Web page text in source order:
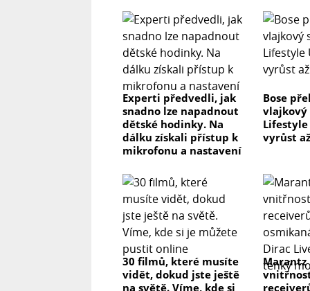
Experti předvedli, jak
snadno lze napadnout
dětské hodinky. Na
dálku získali přístup k
mikrofonu a nastavení
Bose
vlajkový
vyrůst
30 filmů, které musíte
vidět, dokud jste ještě
na světě. Víme, kde si
Marantz